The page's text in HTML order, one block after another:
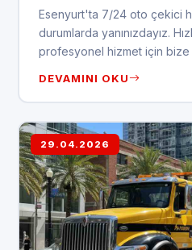
Esenyurt'ta 7/24 oto çekici
durumlarda yanınızdayız.
profesyonel hizmet için bize
DEVAMINI OKU
29.04.2026